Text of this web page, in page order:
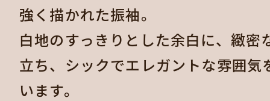
強く描かれた振袖。
白地のすっきりとした余白に、緻密
立ち、シックでエレガントな雰囲気
います。